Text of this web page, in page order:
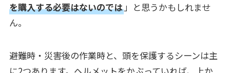
を購入する必要はないのでは」と思うかもしれませ
ん。
避難時・災害後の作業時と、頭を保護するシーンは主